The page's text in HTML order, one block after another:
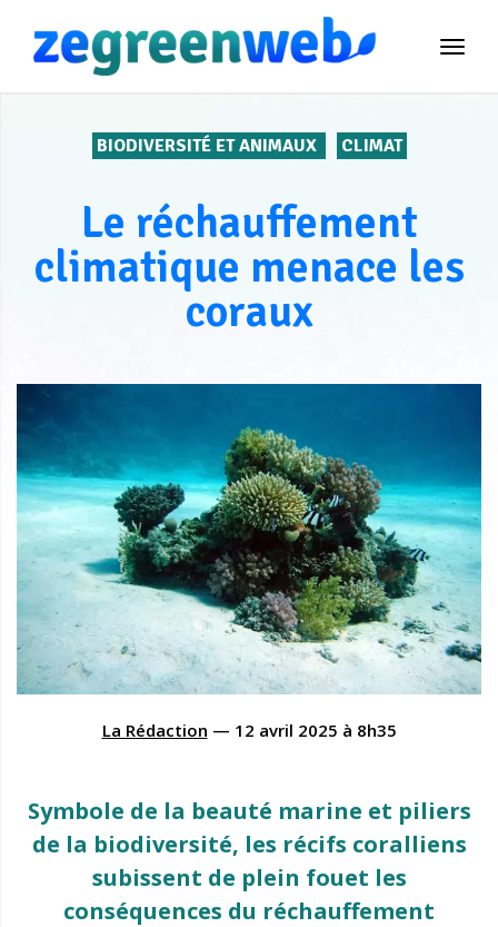
BIODIVERSITÉ ET ANIMAUX CLIMAT
Le réchauffement
climatique menace les
coraux
La Rédaction — 12 avril 2025 à 8h35
Symbole de la beauté marine et piliers
de la biodiversité, les récifs coralliens
subissent de plein fouet les
conséquences du réchauffement